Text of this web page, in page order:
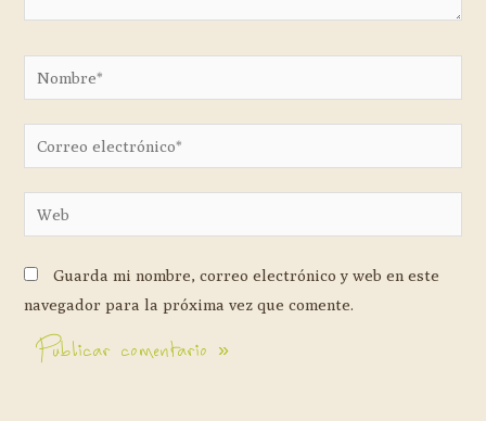
Guarda mi nombre, correo electrónico y web en este
navegador para la próxima vez que comente.